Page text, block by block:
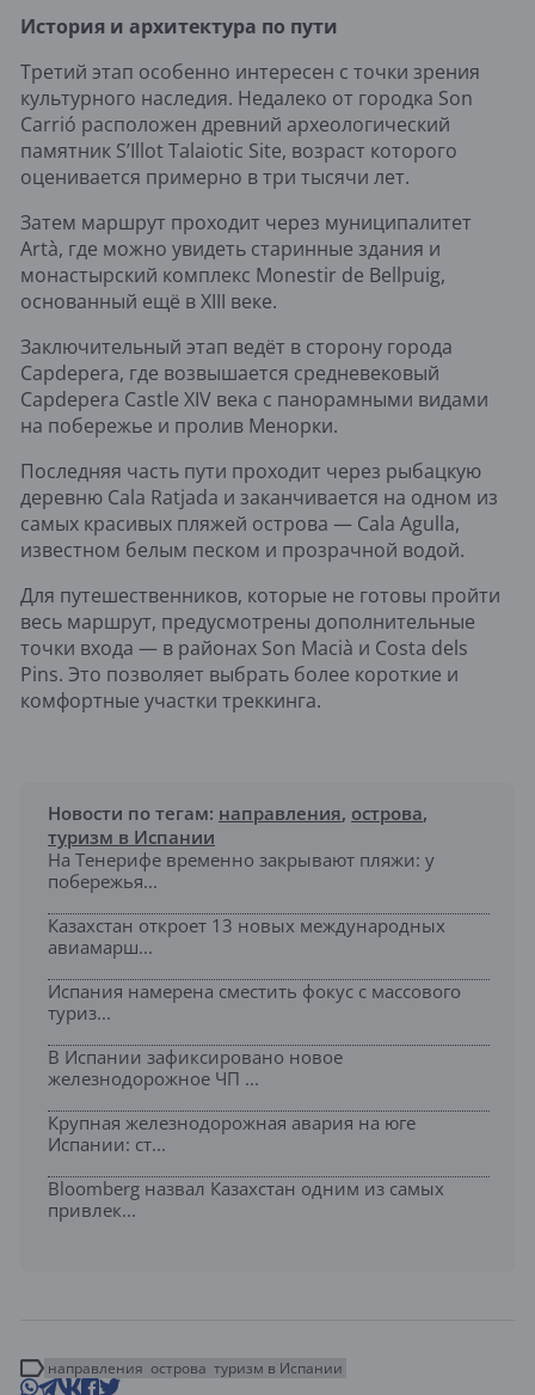
История и архитектура по пути
Третий этап особенно интересен с точки зрения
культурного наследия. Недалеко от городка Son
Carrió расположен древний археологический
памятник S’Illot Talaiotic Site, возраст которого
оценивается примерно в три тысячи лет.
Затем маршрут проходит через муниципалитет
Artà, где можно увидеть старинные здания и
монастырский комплекс Monestir de Bellpuig,
основанный ещё в XIII веке.
Заключительный этап ведёт в сторону города
Capdepera, где возвышается средневековый
Capdepera Castle XIV века с панорамными видами
на побережье и пролив Менорки.
Последняя часть пути проходит через рыбацкую
деревню Cala Ratjada и заканчивается на одном из
самых красивых пляжей острова — Cala Agulla,
известном белым песком и прозрачной водой.
Для путешественников, которые не готовы пройти
весь маршрут, предусмотрены дополнительные
точки входа — в районах Son Macià и Costa dels
Pins. Это позволяет выбрать более короткие и
комфортные участки треккинга.
Новости по тегам: направления, острова,
туризм в Испании
На Тенерифе временно закрывают пляжи: у
побережья...
Казахстан откроет 13 новых международных
авиамарш...
Испания намерена сместить фокус с массового
туриз...
В Испании зафиксировано новое
железнодорожное ЧП ...
Крупная железнодорожная авария на юге
Испании: ст...
Bloomberg назвал Казахстан одним из самых
привлек...
направления острова туризм в Испании